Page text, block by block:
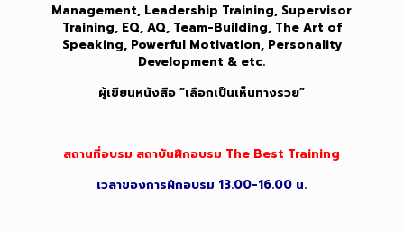
Management, Leadership Training, Supervisor
Training, EQ, AQ, Team-Building, The Art of
Speaking, Powerful Motivation, Personality
Development & etc.
ผู้เขียนหนังสือ “เลือกเป็นเห็นทางรวย”
สถานที่อบรม สถาบันฝึกอบรม The Best Training
เวลาของการฝึกอบรม 13.00-16.00 น.